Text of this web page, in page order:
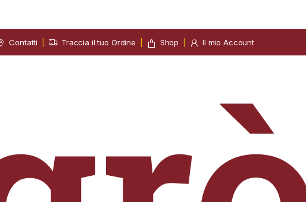
Contatti Traccia il tuo Ordine Shop Il mio Account